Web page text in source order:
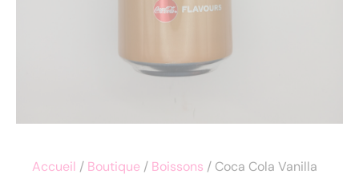
Accueil / Boutique / Boissons / Coca Cola Vanilla